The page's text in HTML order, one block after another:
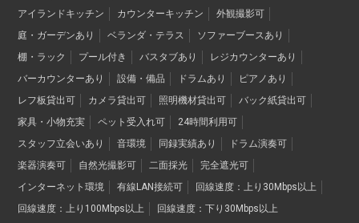
アイランドキッチン
カウンターキッチン
外観撮影可
庭・ガーデンあり
ベランダ・テラス
ソファーブースあり
棚・ラック
プール付き バスタブあり
レジカウンターあり
バーカウンターあり
設備・備品 ドラムあり
ピアノあり
レフ板貸出可
カメラ貸出可 照明機材貸出可
バック紙貸出可
家具・小物充実
ペット受入れ可
24時間利用可
スタッフ立会いあり
音環境 同録実績あり
ドラム演奏可
楽器演奏可
自然光撮影可 二面採光
完全遮光可
インターネット環境
有線LAN接続可
回線速度：上り30Mbps以上
回線速度：上り100Mbps以上
回線速度：下り30Mbps以上